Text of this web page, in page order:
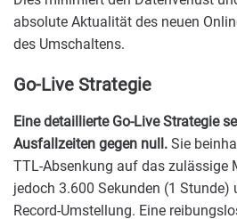
absolute Aktualität des neuen
des Umschaltens.
Go-Live Strategie
Eine detaillierte Go-Live Strategie
Ausfallzeiten gegen null. Sie
TTL-Absenkung auf das zulässige
jedoch 3.600 Sekunden (1 Stunde)
Record-Umstellung. Eine